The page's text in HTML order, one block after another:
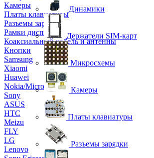
Камеры
Платы клавиатуры
Разъемы зарядки
Рамки дисплея
Коаксиальный кабель и антенны
Кнопки
Samsung
Xiaomi
Huawei
Nokia/Microsoft
Sony
ASUS
HTC
Meizu
FLY
LG
Lenovo
Динамики
Держатели SIM-карт
Микросхемы
Камеры
Платы клавиатуры
Разъемы зарядки